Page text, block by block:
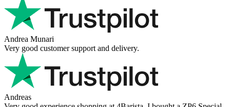
Andrea Munari
Very good customer support and delivery.
Andreas